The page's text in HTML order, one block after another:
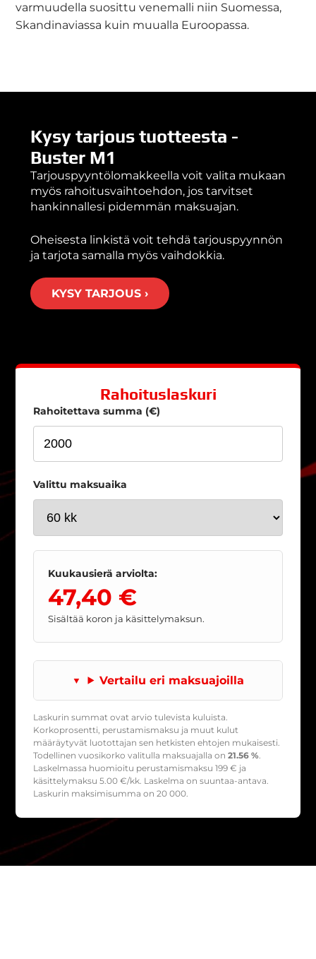
varmuudella suosittu venemalli niin Suomessa,
Skandinaviassa kuin muualla Euroopassa.
Kysy tarjous tuotteesta -
Buster M1
Tarjouspyyntölomakkeella voit valita mukaan
myös rahoitusvaihtoehdon, jos tarvitset
hankinnallesi pidemmän maksuajan.
Oheisesta linkistä voit tehdä tarjouspyynnön
ja tarjota samalla myös vaihdokkia.
KYSY TARJOUS ›
Rahoituslaskuri
Rahoitettava summa (€)
Valittu maksuaika
Kuukausierä arviolta:
47,40 €
Sisältää koron ja käsittelymaksun.
Vertailu eri maksuajoilla
Laskurin summat ovat arvio tulevista kuluista.
Korkoprosentti, perustamismaksu ja muut kulut
määräytyvät luotottajan sen hetkisten ehtojen mukaisesti.
Todellinen vuosikorko valitulla maksuajalla on21.56 %.
Laskelmassa huomioitu perustamismaksu199 € ja
käsittelymaksu5.00 €/kk. Laskelma on suuntaa-antava.
Laskurin maksimisumma on 20 000.